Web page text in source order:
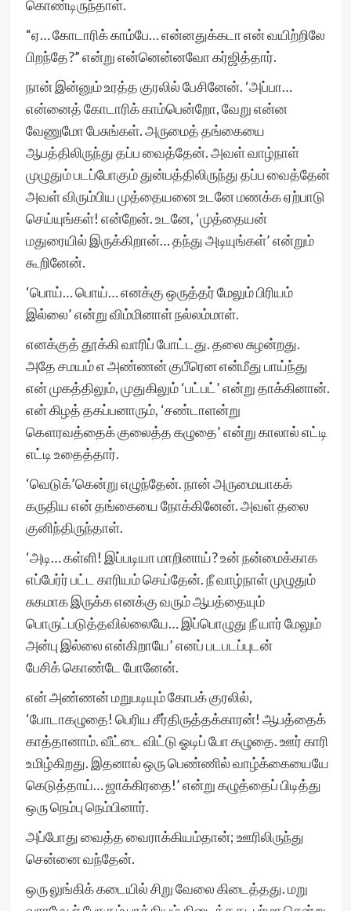
கொண்டிருந்தாள்.
“ஏ… கோடாரிக் காம்பே… என்னதுக்கடா என் வயிற்றிலே
பிறந்தே?” என்று என்னென்னவோ கர்ஜித்தார்.
நான் இன்னும் உரத்த குரலில் பேசினேன். ‘அப்பா…
என்னைத் கோடாரிக் காம்பென்றோ, வேறு என்ன
வேணுமோ பேசுங்கள். அருமைத் தங்கையை
ஆபத்திலிருந்து தப்ப வைத்தேன். அவள் வாழ்நாள்
முழுதும் படப்போகும் துன்பத்திலிருந்து தப்ப வைத்தேன்
அவள் விரும்பிய முத்தையனை உடனே மணக்க ஏற்பாடு
செய்யுங்கள்! என்றேன். உடனே, ‘முத்தையன்
மதுரையில் இருக்கிறான்… தந்து அடியுங்கள்’ என்றும்
கூறினேன்.
‘பொய்… பொய்… எனக்கு ஒருத்தர் மேலும் பிரியம்
இல்லை’ என்று விம்மினாள் நல்லம்மாள்.
எனக்குத் தூக்கி வாரிப் போட்டது. தலை சுழன்றது.
அதே சமயம் எ அண்ணன் குபீரென என்மீது பாய்ந்து
என் முகத்திலும், முதுகிலும் ‘பட்பட்’ என்று தாக்கினான்.
என் கிழத் தகப்பனாரும், ‘சண்டாளன்று
கௌரவத்தைக் குலைத்த கழுதை’ என்று காலால் எட்டி
எட்டி உதைத்தார்.
‘வெடுக்’கென்று எழுந்தேன். நான் அருமையாகக்
கருதிய என் தங்கையை நோக்கினேன். அவள் தலை
குனிந்திருந்தாள்.
‘அடி… கள்ளி! இப்படியா மாறினாய்? உன் நன்மைக்காக
எப்பேர்ர் பட்ட காரியம் செய்தேன். நீ வாழ்நாள் முழுதும்
சுகமாக இருக்க எனக்கு வரும் ஆபத்தையும்
பொருட்படுத்தவில்லையே… இப்பொழுது நீ யார் மேலும்
அன்பு இல்லை என்கிறாயே’ எனப் படபடப்புடன்
பேசிக் கொண்டே போனேன்.
என் அண்ணன் மறுபடியும் கோபக் குரலில்,
‘போடாகழுதை! பெரிய சீர்திருத்தக்காரன்! ஆபத்தைக்
காத்தானாம். வீட்டை விட்டு ஓடிப் போ கழுதை. ஊர் காரி
உமிழ்கிறது. இதனால் ஒரு பெண்ணில் வாழ்க்கையையே
கெடுத்தாய்… ஜாக்கிரதை!’ என்று கழுத்தைப் பிடித்து
ஒரு நெம்பு நெம்பினார்.
அப்போது வைத்த வைராக்கியம்தான்; ஊரிலிருந்து
சென்னை வந்தேன்.
ஒரு லுங்கிக் கடையில் சிறு வேலை கிடைத்தது. மறு